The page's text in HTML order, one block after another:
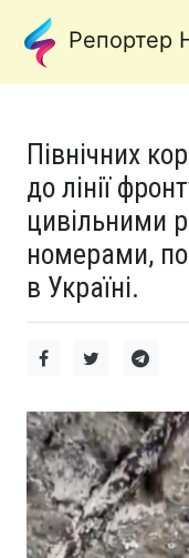
Репортер
Північних
до лінії
цивільними
номерами,
в Україні.